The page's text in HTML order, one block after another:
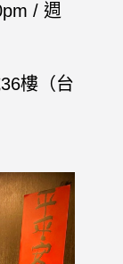
/ 週
樓（台